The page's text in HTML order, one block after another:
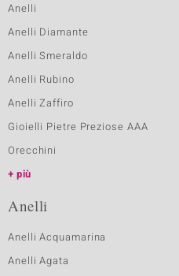
Anelli
Anelli Diamante
Anelli Smeraldo
Anelli Rubino
Anelli Zaffiro
Gioielli Pietre Preziose AAA
Orecchini
più
Anelli
Anelli Acquamarina
Anelli Agata